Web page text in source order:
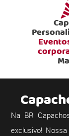
Na BR
exclusivo!